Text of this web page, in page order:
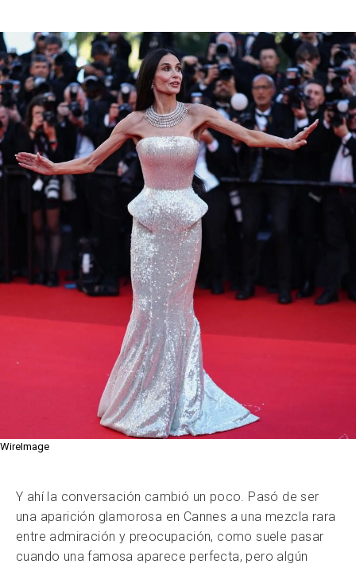
WireImage
Y ahí la conversación cambió un poco. Pasó de ser
una aparición glamorosa en Cannes a una mezcla rara
entre admiración y preocupación, como suele pasar
cuando una famosa aparece perfecta, pero algún